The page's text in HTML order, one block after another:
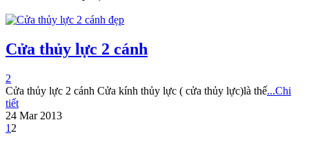
Cửa thủy lực 2 cánh
2
Cửa thủy lực 2 cánh Cửa kính thủy lực ( cửa thủy lực)là thế...Chi
tiết
24 Mar 2013
1 2